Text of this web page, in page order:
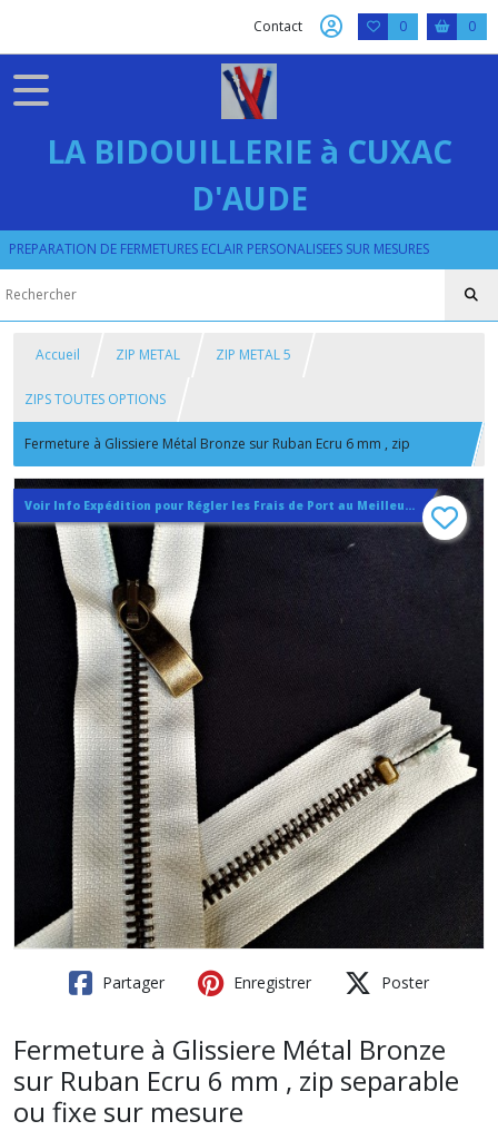
Contact 0 0
LA BIDOUILLERIE à CUXAC
D'AUDE
PREPARATION DE FERMETURES ECLAIR PERSONALISEES SUR MESURES
Accueil ZIP METAL ZIP METAL 5
ZIPS TOUTES OPTIONS
Fermeture à Glissiere Métal Bronze sur Ruban Ecru 6 mm , zip
separable ou fixe sur mesure
Voir Info Expédition pour Régler les Frais de Port au Meilleur Prix , En haut d'ecran à Droite
Partager Enregistrer Poster
Fermeture à Glissiere Métal Bronze
sur Ruban Ecru 6 mm , zip separable
ou fixe sur mesure